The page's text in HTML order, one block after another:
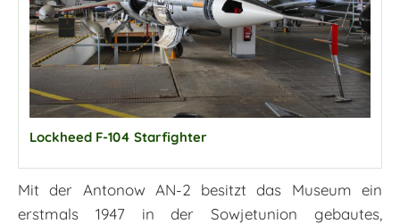
Lockheed F-104 Starfighter
Mit der Antonow AN-2 besitzt das Museum ein
erstmals 1947 in der Sowjetunion gebautes,